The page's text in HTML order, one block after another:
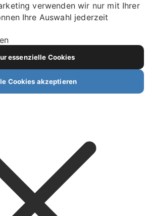
verwenden wir nur mit Ihrer
Ihre Auswahl jederzeit
essenzielle Cookies
Cookies akzeptieren